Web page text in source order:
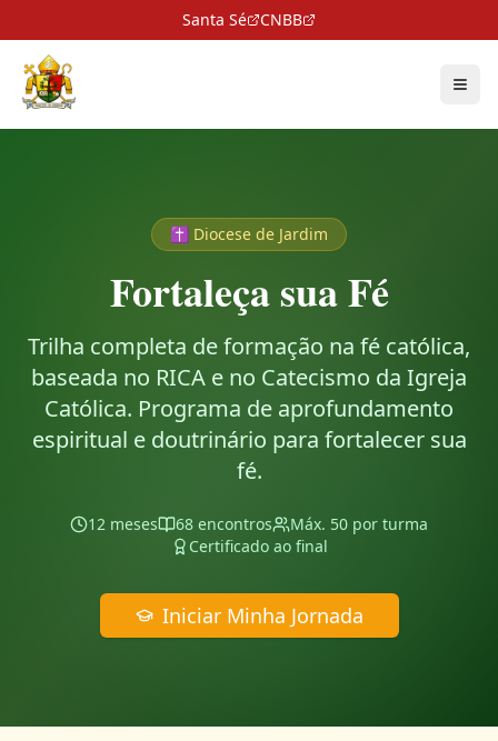
Santa Sé CNBB
✝️ Diocese de Jardim
Fortaleça sua Fé
Trilha completa de formação na fé católica,
baseada no RICA e no Catecismo da Igreja
Católica. Programa de aprofundamento
espiritual e doutrinário para fortalecer sua
fé.
12 meses 68 encontros
Máx. 50 por turma
Certificado ao final
Iniciar Minha Jornada